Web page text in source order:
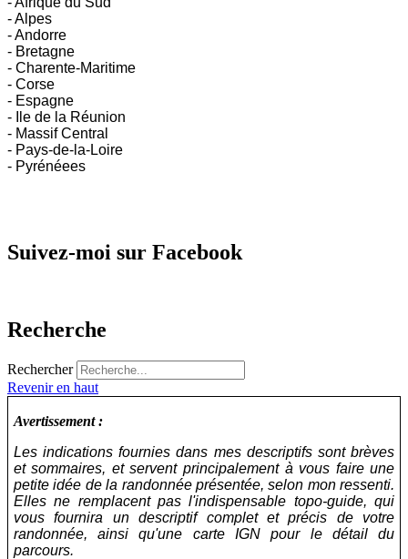
- Alpes
- Andorre
- Bretagne
- Charente-Maritime
- Corse
- Espagne
- Ile de la Réunion
- Massif Central
- Pays-de-la-Loire
- Pyrénéees
Suivez-moi sur Facebook
Recherche
Rechercher
Revenir en haut
Avertissement :
Les indications fournies dans mes descriptifs sont brèves
et sommaires, et servent principalement à vous faire une
petite idée de la randonnée présentée, selon mon ressenti.
Elles ne remplacent pas l'indispensable topo-guide, qui
vous fournira un descriptif complet et précis de votre
randonnée, ainsi qu'une carte IGN pour le détail du
parcours.